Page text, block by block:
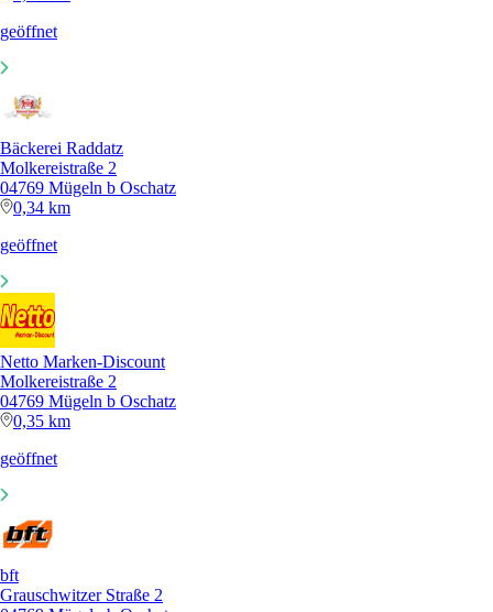
geöffnet
Bäckerei Raddatz
Molkereistraße 2
04769 Mügeln b Oschatz
0,34 km
geöffnet
Netto Marken-Discount
Molkereistraße 2
04769 Mügeln b Oschatz
0,35 km
geöffnet
bft
Grauschwitzer Straße 2